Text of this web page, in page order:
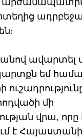
ավարտել
եմ
մի
վրա, որը
է Հայաստանի